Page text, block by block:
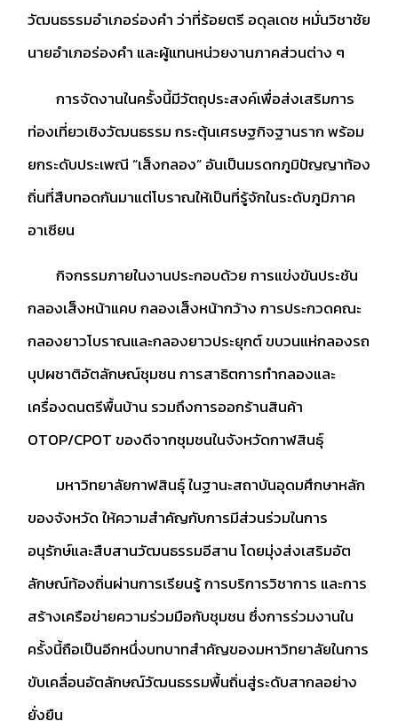
วัฒนธรรมอำเภอร่องคำ ว่าที่ร้อยตรี อดุลเดช หมั่นวิชาชัย
นายอำเภอร่องคำ และผู้แทนหน่วยงานภาคส่วนต่าง ๆ
การจัดงานในครั้งนี้มีวัตถุประสงค์เพื่อส่งเสริมการ
ท่องเที่ยวเชิงวัฒนธรรม กระตุ้นเศรษฐกิจฐานราก พร้อม
ยกระดับประเพณี “เส็งกลอง” อันเป็นมรดกภูมิปัญญาท้อง
ถิ่นที่สืบทอดกันมาแต่โบราณให้เป็นที่รู้จักในระดับภูมิภาค
อาเซียน
กิจกรรมภายในงานประกอบด้วย การแข่งขันประชัน
กลองเส็งหน้าแคบ กลองเส็งหน้ากว้าง การประกวดคณะ
กลองยาวโบราณและกลองยาวประยุกต์ ขบวนแห่กลองรถ
บุปผชาติอัตลักษณ์ชุมชน การสาธิตการทำกลองและ
เครื่องดนตรีพื้นบ้าน รวมถึงการออกร้านสินค้า
OTOP/CPOT ของดีจากชุมชนในจังหวัดกาฬสินธุ์
มหาวิทยาลัยกาฬสินธุ์ ในฐานะสถาบันอุดมศึกษาหลัก
ของจังหวัด ให้ความสำคัญกับการมีส่วนร่วมในการ
อนุรักษ์และสืบสานวัฒนธรรมอีสาน โดยมุ่งส่งเสริมอัต
ลักษณ์ท้องถิ่นผ่านการเรียนรู้ การบริการวิชาการ และการ
สร้างเครือข่ายความร่วมมือกับชุมชน ซึ่งการร่วมงานใน
ครั้งนี้ถือเป็นอีกหนึ่งบทบาทสำคัญของมหาวิทยาลัยในการ
ขับเคลื่อนอัตลักษณ์วัฒนธรรมพื้นถิ่นสู่ระดับสากลอย่าง
ยั่งยืน